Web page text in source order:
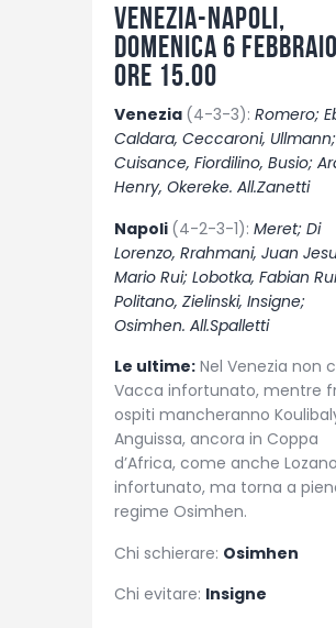
Venezia-Napoli,
domenica 6 febbraio
ore 15.00
Venezia (4-3-3): Romero;
Caldara, Ceccaroni, Ullmann;
Cuisance, Fiordilino, Busio;
Henry, Okereke. All.Zanetti
Napoli (4-2-3-1): Meret; Di
Lorenzo, Rrahmani, Juan
Mario Rui; Lobotka, Fabian
Politano, Zielinski, Insigne;
Osimhen. All.Spalletti
Le ultime: Nel Venezia non
Vacca infortunato, mentre
ospiti mancheranno
Anguissa, ancora in Coppa
d’Africa, come anche Lozano
infortunato, ma torna a
regime Osimhen.
Chi schierare: Osimhen
Chi evitare: Insigne